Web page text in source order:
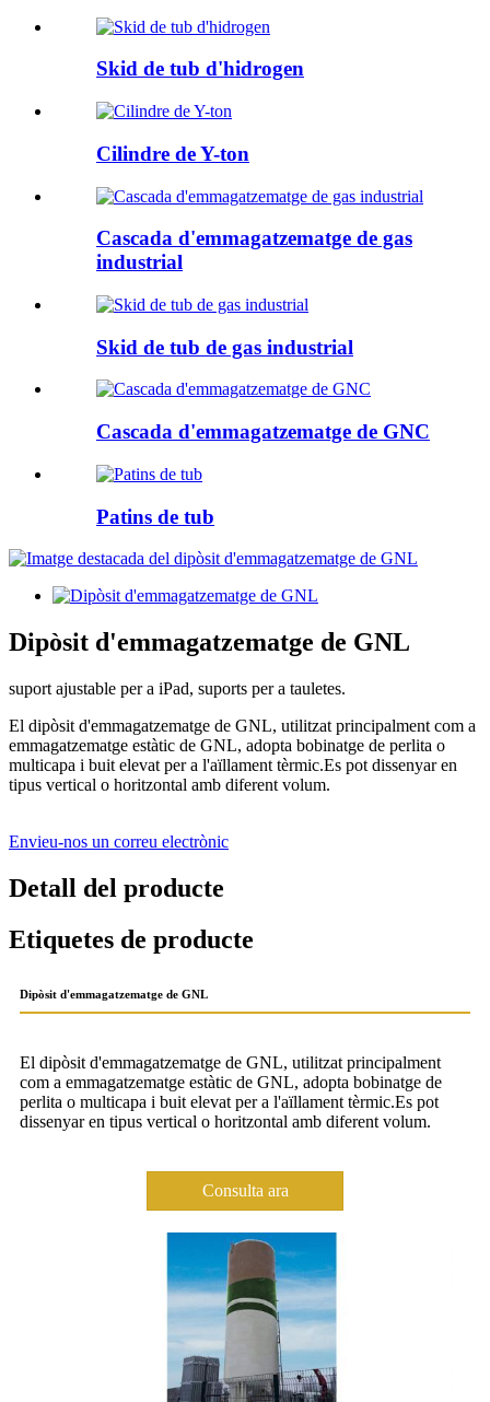
Skid de tub d'hidrogen
Cilindre de Y-ton
Cascada d'emmagatzematge de gas
industrial
Skid de tub de gas industrial
Cascada d'emmagatzematge de GNC
Patins de tub
Dipòsit d'emmagatzematge de GNL
suport ajustable per a iPad, suports per a tauletes.
El dipòsit d'emmagatzematge de GNL, utilitzat principalment com a
emmagatzematge estàtic de GNL, adopta bobinatge de perlita o
multicapa i buit elevat per a l'aïllament tèrmic.Es pot dissenyar en
tipus vertical o horitzontal amb diferent volum.
Envieu-nos un correu electrònic
Detall del producte
Etiquetes de producte
Dipòsit d'emmagatzematge de GNL
El dipòsit d'emmagatzematge de GNL, utilitzat principalment
com a emmagatzematge estàtic de GNL, adopta bobinatge de
perlita o multicapa i buit elevat per a l'aïllament tèrmic.Es pot
dissenyar en tipus vertical o horitzontal amb diferent volum.
Consulta ara